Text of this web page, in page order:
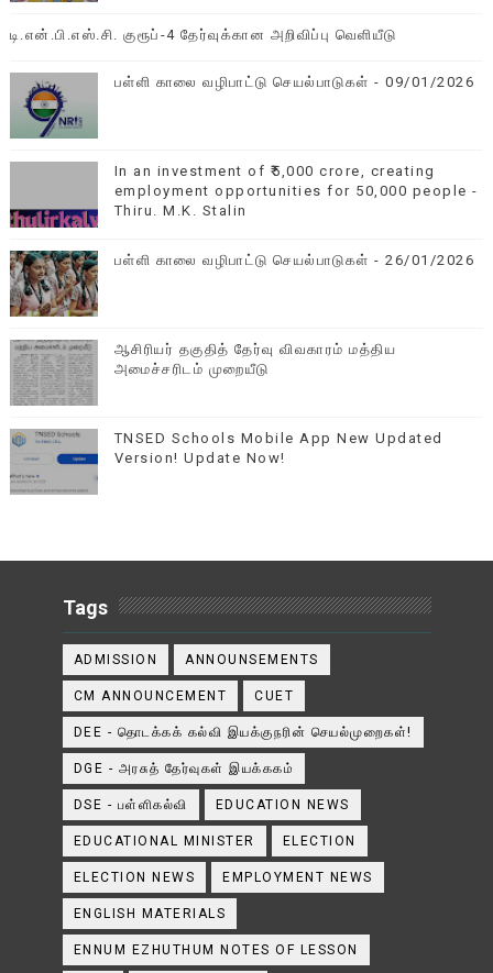
டி.என்.பி.எஸ்.சி. குரூப்-4 தேர்வுக்கான அறிவிப்பு வெளியீடு
பள்ளி காலை வழிபாட்டு செயல்பாடுகள் - 09/01/2026
In an investment of ₹5,000 crore, creating
employment opportunities for 50,000 people -
Thiru. M.K. Stalin
பள்ளி காலை வழிபாட்டு செயல்பாடுகள் - 26/01/2026
ஆசிரியர் தகுதித் தேர்வு விவகாரம் மத்திய
அமைச்சரிடம் முறையீடு
TNSED Schools Mobile App New Updated
Version! Update Now!
Tags
ADMISSION ANNOUNSEMENTS
CM ANNOUNCEMENT CUET
DEE - தொடக்கக் கல்வி இயக்குநரின் செயல்முறைகள்!
DGE - அரசுத் தேர்வுகள் இயக்ககம்
DSE - பள்ளிகல்வி EDUCATION NEWS
EDUCATIONAL MINISTER ELECTION
ELECTION NEWS EMPLOYMENT NEWS
ENGLISH MATERIALS
ENNUM EZHUTHUM NOTES OF LESSON